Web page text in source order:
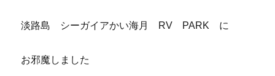
淡路島 シーガイアかい海月 RV PARK に
お邪魔しました